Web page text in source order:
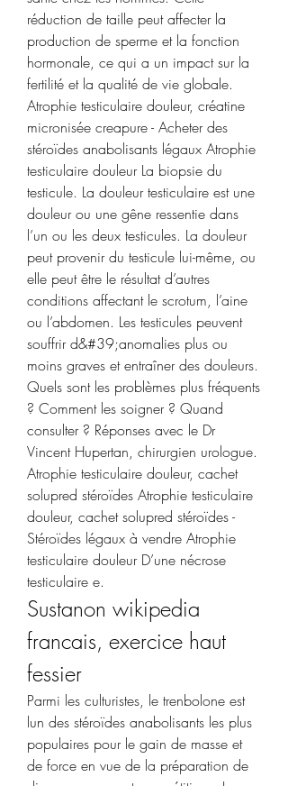
réduction de taille peut affecter la
production de sperme et la fonction
hormonale, ce qui a un impact sur la
fertilité et la qualité de vie globale.
Atrophie testiculaire douleur, créatine
micronisée creapure - Acheter des
stéroïdes anabolisants légaux Atrophie
testiculaire douleur La biopsie du
testicule. La douleur testiculaire est une
douleur ou une gêne ressentie dans
l’un ou les deux testicules. La douleur
peut provenir du testicule lui-même, ou
elle peut être le résultat d’autres
conditions affectant le scrotum, l’aine
ou l’abdomen. Les testicules peuvent
souffrir d&#39;anomalies plus ou
moins graves et entraîner des douleurs.
Quels sont les problèmes plus fréquents
? Comment les soigner ? Quand
consulter ? Réponses avec le Dr
Vincent Hupertan, chirurgien urologue.
Atrophie testiculaire douleur, cachet
solupred stéroïdes Atrophie testiculaire
douleur, cachet solupred stéroïdes -
Stéroïdes légaux à vendre Atrophie
testiculaire douleur D’une nécrose
testiculaire e.
Sustanon wikipedia
francais, exercice haut
fessier
Parmi les culturistes, le trenbolone est
lun des stéroïdes anabolisants les plus
populaires pour le gain de masse et
de force en vue de la préparation de